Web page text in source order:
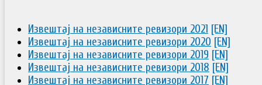
Извештај на независните ревизори 2021 [EN]
Извештај на независните ревизори 2020 [EN]
Извештај на независните ревизори 2019 [EN]
Извештај на независните ревизори 2018 [EN]
Извештај на независните ревизори 2017 [EN]